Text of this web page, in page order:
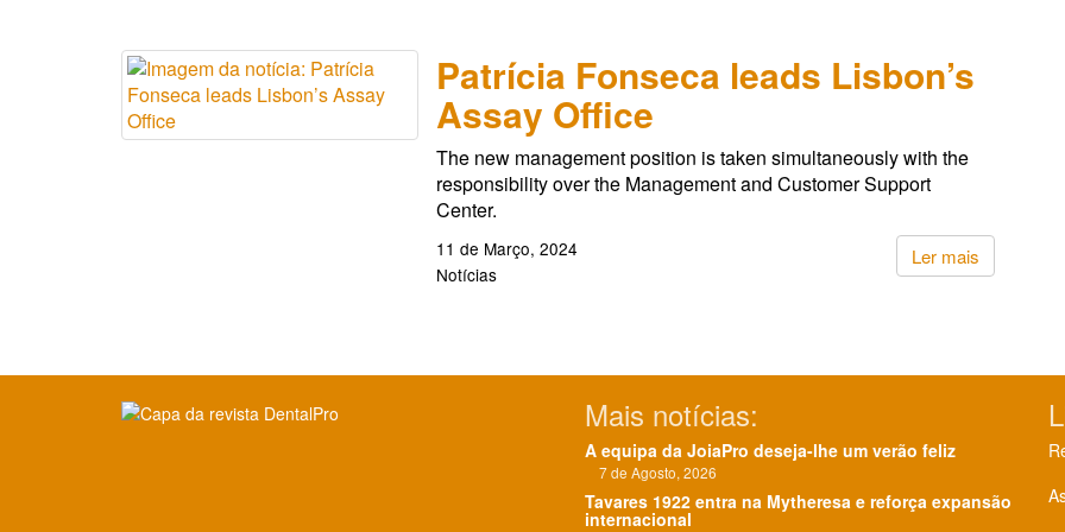
Patrícia Fonseca leads Lisbon’s
Assay Office
The new management position is taken simultaneously with the
responsibility over the Management and Customer Support
Center.
Ler mais
11 de Março, 2024
Notícias
Mais notícias:
A equipa da JoiaPro deseja-lhe um verão feliz
7 de Agosto, 2026
Tavares 1922 entra na Mytheresa e reforça expansão
internacional